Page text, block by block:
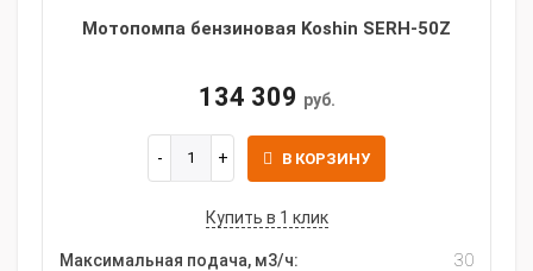
Мотопомпа бензиновая Koshin SERH-50Z
134 309 руб.
В КОРЗИНУ
Купить в 1 клик
Максимальная подача, м3/ч:
30